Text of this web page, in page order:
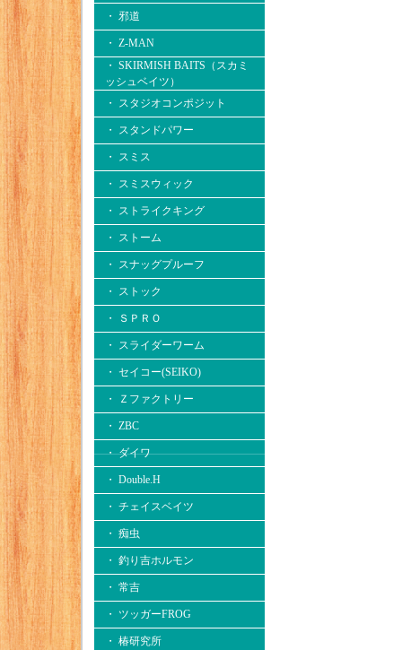
・ 邪道
・ Z-MAN
・ SKIRMISH BAITS（スカミ
ッシュベイツ）
・ スタジオコンポジット
・ スタンドパワー
・ スミス
・ スミスウィック
・ ストライクキング
・ ストーム
・ スナッグプルーフ
・ ストック
・ ＳＰＲＯ
・ スライダーワーム
・ セイコー(SEIKO)
・ Ｚファクトリー
・ ZBC
・ ダイワ
・ Double.H
・ チェイスベイツ
・ 痴虫
・ 釣り吉ホルモン
・ 常吉
・ ツッガーFROG
・ 椿研究所